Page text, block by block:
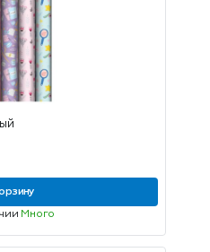
Много